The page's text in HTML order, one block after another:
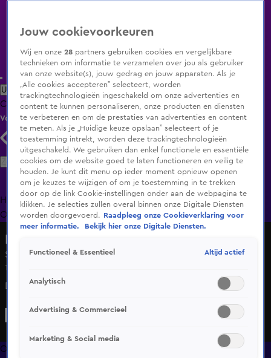
Uitzending Gemist Populaire programma's Zenders Genres
ClipsFilmsRadioSmart TV inlogShop
Volg KIJK
Zoeken
HomeUitzending Gemist Programma's De Bondgenoten
OranjezomerLivestreamsShop
Seizoen 2, aflevering 147
13 mei 2025, 19:32
De finale is begonnen. Wie wint de 100.000 euro?
Overzicht
Jouw cookievoorkeuren
Wij en onze28 partners gebruiken cookies en vergelijkbare
technieken om informatie te verzamelen over jou als gebruiker
van onze website(s), jouw gedrag en jouw apparaten. Als je
„Alle cookies accepteren” selecteert, worden
trackingtechnologieën ingeschakeld om onze advertenties en
content te kunnen personaliseren, onze producten en diensten
te verbeteren en om de prestaties van advertenties en content
te meten. Als je „Huidige keuze opslaan” selecteert of je
toestemming intrekt, worden deze trackingtechnologieën
uitgeschakeld. We gebruiken dan enkel functionele en essentiële
cookies om de website goed te laten functioneren en veilig te
houden. Je kunt dit menu op ieder moment opnieuw openen
om je keuzes te wijzigen of om je toestemming in te trekken
door op de link Cookie-instellingen onder aan de webpagina te
klikken. Je selecties zullen overal binnen onze Digitale Diensten
worden doorgevoerd.
Raadpleeg onze Cookieverklaring voor
meer informatie.
Bekijk hier onze Digitale Diensten.
Functioneel & Essentieel Altijd actief
Analytisch
Advertising & Commercieel
Marketing & Social media